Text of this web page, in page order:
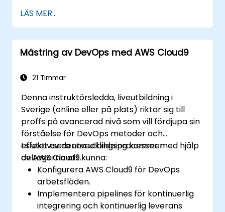
LÄS MER...
Mästring av DevOps med AWS Cloud9
21 Timmar
Denna instruktörsledda, liveutbildning i
Sverige (online eller på plats) riktar sig till
proffs på avancerad nivå som vill fördjupa sin
förståelse för DevOps metoder och
effektivisera utvecklingsprocesser med hjälp
av AWS Cloud9.
I slutet av denna utbildning kommer
deltagarna att kunna:
Konfigurera AWS Cloud9 för DevOps
arbetsflöden.
Implementera pipelines för kontinuerlig
integrering och kontinuerlig leverans